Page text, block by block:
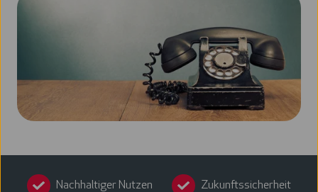
Nachhaltiger Nutzen Zukunftssicherheit